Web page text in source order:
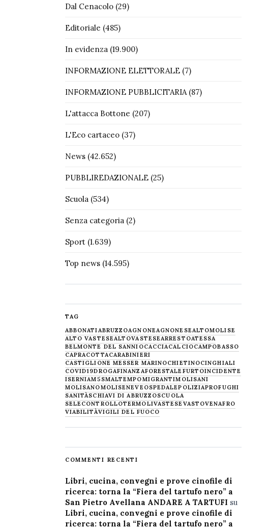
Dal Cenacolo(29)
Editoriale (485)
In evidenza(19.900)
INFORMAZIONE ELETTORALE(7)
INFORMAZIONE PUBBLICITARIA(87)
L'attacca Bottone (207)
L'Eco cartaceo(37)
News(42.652)
PUBBLIREDAZIONALE(25)
Scuola(534)
Senza categoria(2)
Sport(1.639)
Top news(14.595)
TAG
ABBONATIABRUZZOAGNONEAGNONESEALTOMOLISE
ALTO VASTESEALTOVASTESEARRESTOATESSA
BELMONTE DEL SANNIOCACCIACALCIOCAMPOBASSO
CAPRACOTTACARABINIERI
CASTIGLIONE MESSER MARINOCHIETINOCINGHIALI
COVID19DROGAFINANZAFORESTALE FURTOINCIDENTE
ISERNIAM5SMALTEMPOMIGRANTIMOLISANI
MOLISANOMOLISENEVE OSPEDALEPOLIZIAPROFUGHI
SANITÀSCHIAVI DI ABRUZZOSCUOLA
SELECONTROLLOTERMOLIVASTESE VASTOVENAFRO
VIABILITÀVIGILI DEL FUOCO
COMMENTI RECENTI
Libri, cucina, convegni e prove cinofile di
ricerca: torna la “Fiera del tartufo nero” a
San Pietro Avellana ANDARE A TARTUFI su
Libri, cucina, convegni e prove cinofile di
ricerca: torna la “Fiera del tartufo nero” a